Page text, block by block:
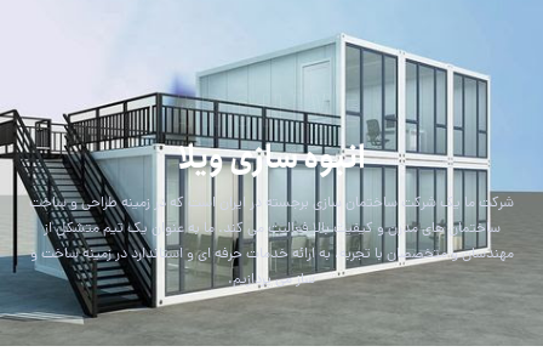
archive
انبوه سازی ویلا
شرکت ما یک شرکت ساختمان سازی برجسته در ایران است که در زمینه طراحی و ساخت
ساختمان های مدرن و کیفیت بالا فعالیت می کند. ما به عنوان یک تیم متشکل از
مهندسان و متخصصان با تجربه، به ارائه خدمات حرفه ای و استاندارد در زمینه ساخت و
ساز می پردازیم.